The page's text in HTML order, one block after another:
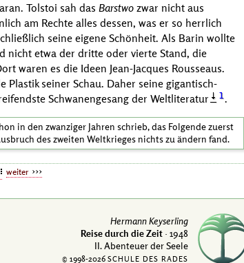
Tolstoi sah das Barstwo zwar nicht aus
am Rechte alles dessen, was er so herrlich
seine eigene Schönheit. Als Barin wollte
nicht etwa der dritte oder vierte Stand, die
waren es die Ideen Jean-Jacques Rousseaus.
seiner Schau. Daher seine gigantisch-
Schwanengesang der Weltliteratur 1.
in den zwanziger Jahren schrieb, das Folgende zuerst
des zweiten Weltkrieges nichts zu ändern fand.
weiter
Hermann Keyserling
Reise durch die Zeit · 1948
II. Abenteuer der Seele
© 1998-2026 SCHULE DES RADES